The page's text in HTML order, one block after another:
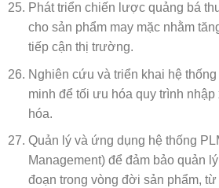
Phát triển chiến lược quảng bá
cho sản phẩm may mặc nhằm
tiếp cận thị trường.
Nghiên cứu và triển khai hệ
minh để tối ưu hóa quy trình
hóa.
Quản lý và ứng dụng hệ thống
Management) để đảm bảo quản
đoạn trong vòng đời sản phẩm,